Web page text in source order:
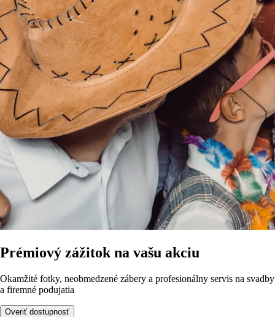
Prémiový zážitok na vašu akciu
Okamžité fotky, neobmedzené zábery a profesionálny servis na svadby
a firemné podujatia
Overiť dostupnosť